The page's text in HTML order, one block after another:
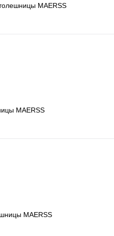
MAERSS
MAERSS
MAERSS